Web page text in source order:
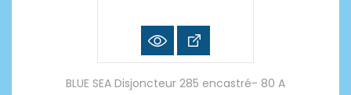
BLUE SEA Disjoncteur 285 encastré- 80 A